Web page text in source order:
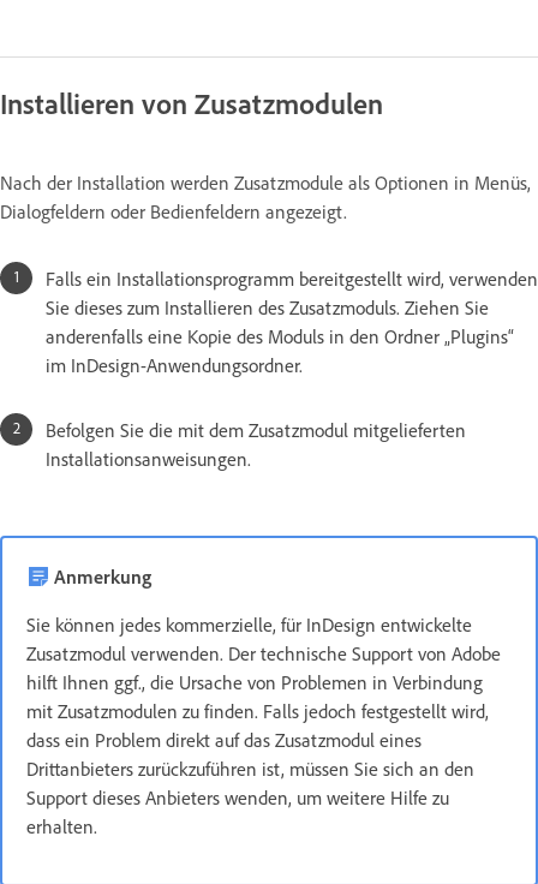
Installieren von Zusatzmodulen
Nach der Installation werden Zusatzmodule als Optionen in Menüs,
Dialogfeldern oder Bedienfeldern angezeigt.
Falls ein Installationsprogramm bereitgestellt wird, verwenden
Sie dieses zum Installieren des Zusatzmoduls. Ziehen Sie
anderenfalls eine Kopie des Moduls in den Ordner „Plugins“
im InDesign-Anwendungsordner.
Befolgen Sie die mit dem Zusatzmodul mitgelieferten
Installationsanweisungen.
Anmerkung
Sie können jedes kommerzielle, für InDesign entwickelte
Zusatzmodul verwenden. Der technische Support von Adobe
hilft Ihnen ggf., die Ursache von Problemen in Verbindung
mit Zusatzmodulen zu finden. Falls jedoch festgestellt wird,
dass ein Problem direkt auf das Zusatzmodul eines
Drittanbieters zurückzuführen ist, müssen Sie sich an den
Support dieses Anbieters wenden, um weitere Hilfe zu
erhalten.